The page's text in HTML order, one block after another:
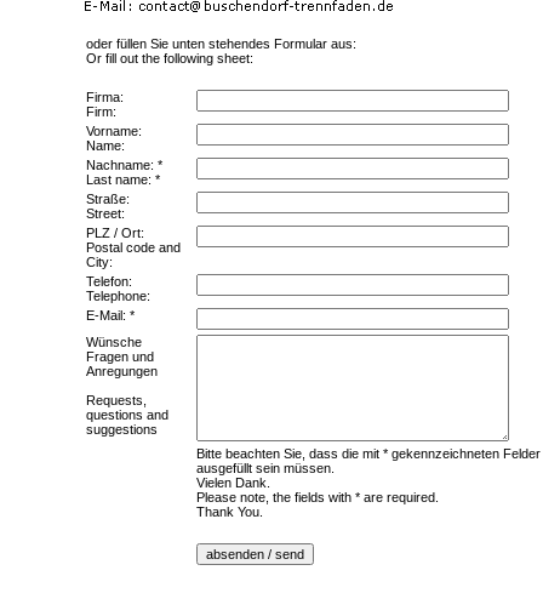
oder füllen Sie unten stehendes Formular aus:
Or fill out the following sheet:
Firma:
Firm:
Vorname:
Name:
Nachname: *
Last name: *
Straße:
Street:
PLZ / Ort:
Postal code and
City:
Telefon:
Telephone:
E-Mail: *
Wünsche
Fragen und
Anregungen
Requests,
questions and
suggestions
Bitte beachten Sie, dass die mit * gekennzeichneten Felder
ausgefüllt sein müssen.
Vielen Dank.
Please note, the fields with * are required.
Thank You.